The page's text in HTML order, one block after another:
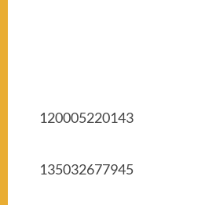
120005220143
135032677945